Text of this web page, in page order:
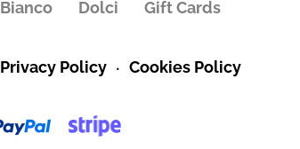
Bianco Dolci Gift Cards
Privacy Policy Cookies Policy